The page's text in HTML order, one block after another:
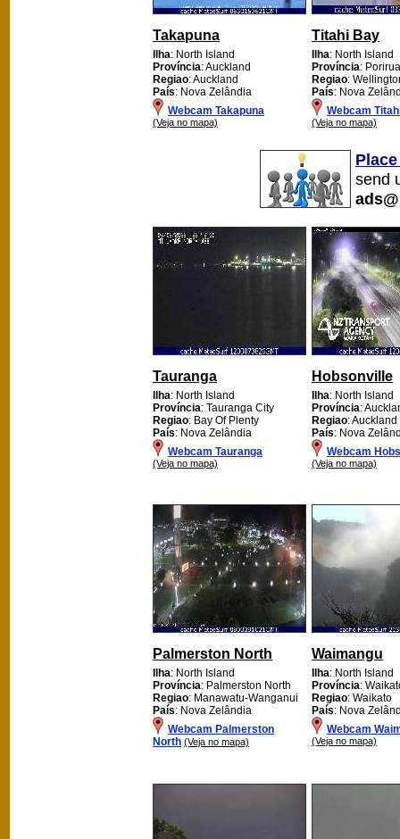
Takapuna
Ilha: North Island
Província: Auckland
Regiao: Auckland
País: Nova Zelândia
Webcam Takapuna
(Veja no mapa)
Titahi Bay
Ilha: North Island
Província: Porirua
Regiao:
País: Nova
Webcam
(Veja no mapa)
send
Tauranga
Ilha: North Island
Província: Tauranga City
Regiao: Bay Of Plenty
País: Nova Zelândia
Webcam Tauranga
(Veja no mapa)
Hobsonville
Ilha: North Island
Província:
Regiao: Auckland
País: Nova
Webcam
(Veja no mapa)
Palmerston North
Ilha: North Island
Província: Palmerston North
Regiao: Manawatu-Wanganui
País: Nova Zelândia
Webcam Palmerston
North (Veja no mapa)
Waimangu
Ilha: North Island
Província:
Regiao: Waikato
País: Nova
Webcam
(Veja no mapa)